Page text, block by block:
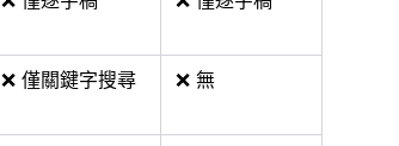
❌ 僅關鍵字搜尋 ❌ 無